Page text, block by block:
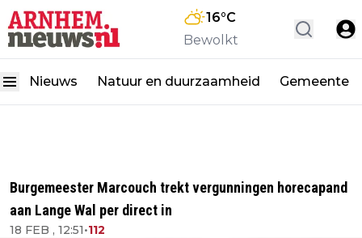
16°C
Bewolkt
Nieuws Natuur en duurzaamheid Gemeente
Burgemeester Marcouch trekt vergunningen horecapand
aan Lange Wal per direct in
18 FEB , 12:51•112